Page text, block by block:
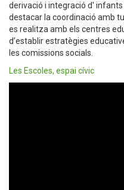
derivació i integració d'
destacar la coordinació amb
es realitza amb els centres
d’establir estratègies
les comissions socials.
Les Escoles, espai cívic